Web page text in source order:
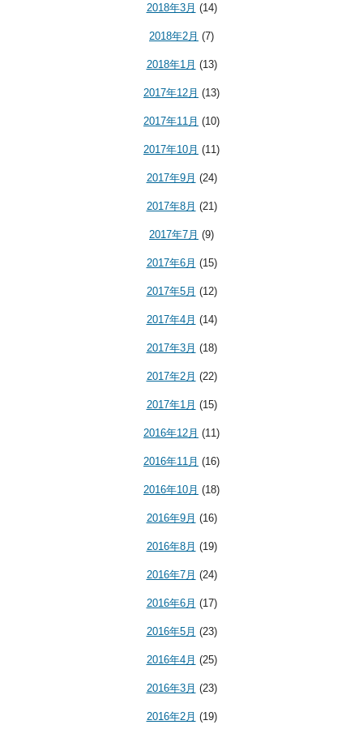
2018年3月 (14)
2018年2月 (7)
2018年1月 (13)
2017年12月 (13)
2017年11月 (10)
2017年10月 (11)
2017年9月 (24)
2017年8月 (21)
2017年7月 (9)
2017年6月 (15)
2017年5月 (12)
2017年4月 (14)
2017年3月 (18)
2017年2月 (22)
2017年1月 (15)
2016年12月 (11)
2016年11月 (16)
2016年10月 (18)
2016年9月 (16)
2016年8月 (19)
2016年7月 (24)
2016年6月 (17)
2016年5月 (23)
2016年4月 (25)
2016年3月 (23)
2016年2月 (19)